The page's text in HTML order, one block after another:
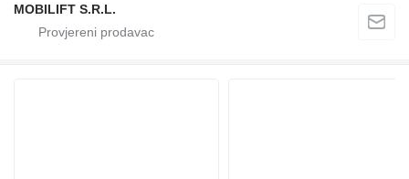
MOBILIFT S.R.L.